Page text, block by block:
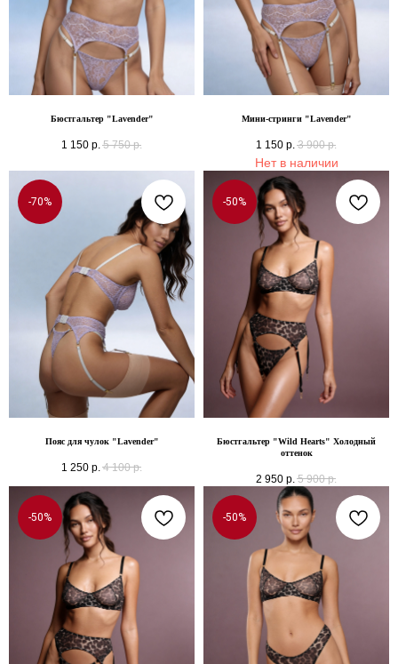
Бюстгальтер "Lavender"
1 150 р. 5 750 р.
Мини-стринги "Lavender"
1 150 р. 3 900 р.
Нет в наличии
-70%
Пояс для чулок "Lavender"
1 250 р. 4 100 р.
-50%
Бюстгальтер "Wild Hearts" Холодный
оттенок
2 950 р. 5 900 р.
-50% -50%